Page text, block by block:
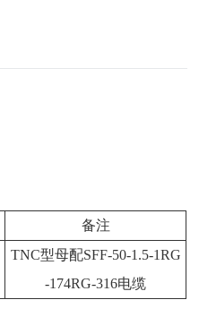
备注
TNC型母配SFF-50-1.5-1RG
-174RG-316电缆